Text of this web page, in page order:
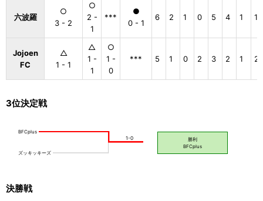
六波羅
○
3 - 2
○
2 -
1
***
●
0 - 1
6 2 1 0 5 4 1 1
Jojoen
FC
△
1 - 1
△
1 -
1
○
1 -
0
*** 5 1 0 2 3 2 1 2
3位決定戦
決勝戦